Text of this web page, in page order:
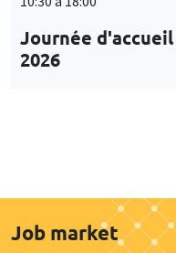
Journée
2026
Job market